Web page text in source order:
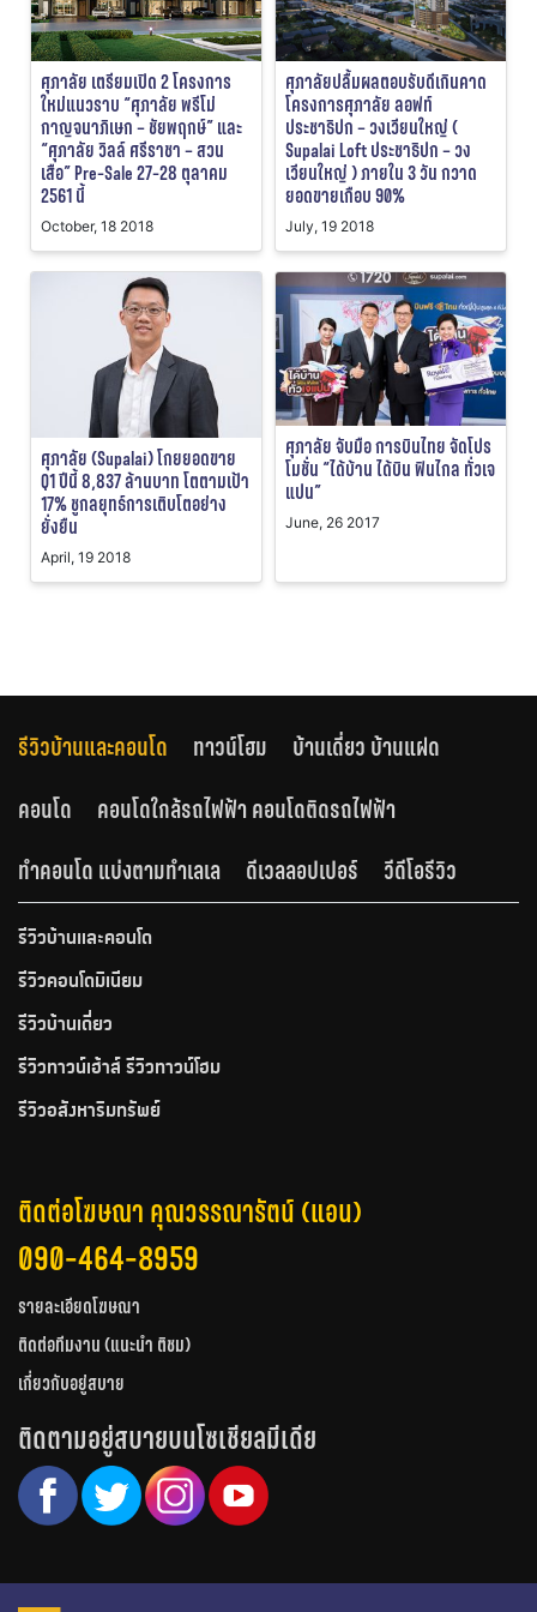
ศุภาลัย เตรียมเปิด 2 โครงการ
ใหม่แนวราบ “ศุภาลัย พรีโม่
กาญจนาภิเษก – ชัยพฤกษ์” และ
“ศุภาลัย วิลล์ ศรีราชา – สวน
เสือ” Pre-Sale 27-28 ตุลาคม
2561 นี้
October, 18 2018
ศุภาลัยปลื้มผลตอบรับดีเกินคาด
โครงการศุภาลัย ลอฟท์
ประชาธิปก – วงเวียนใหญ่ (
Supalai Loft ประชาธิปก – วง
เวียนใหญ่ ) ภายใน 3 วัน กวาด
ยอดขายเกือบ 90%
July, 19 2018
ศุภาลัย (Supalai) โกยยอดขาย
Q1 ปีนี้ 8,837 ล้านบาท โตตามเป้า
17% ชูกลยุทธ์การเติบโตอย่าง
ยั่งยืน
April, 19 2018
ศุภาลัย จับมือ การบินไทย จัดโปร
โมชั่น “ได้บ้าน ได้บิน ฟินไกล ทั่วเจ
แปน”
June, 26 2017
รีวิวบ้านและคอนโด ทาวน์โฮม
บ้านเดี่ยว บ้านแฝด
คอนโด
คอนโดใกล้รถไฟฟ้า คอนโดติดรถไฟฟ้า
ทำคอนโด แบ่งตามทำเลเล
ดีเวลลอปเปอร์ วีดีโอรีวิว
รีวิวบ้านและคอนโด
รีวิวคอนโดมิเนียม
รีวิวบ้านเดี่ยว
รีวิวทาวน์เฮ้าส์ รีวิวทาวน์โฮม
รีวิวอสังหาริมทรัพย์
ติดต่อโฆษณา คุณวรรณารัตน์ (แอน)
090-464-8959
รายละเอียดโฆษณา
ติดต่อทีมงาน (แนะนำ ติชม)
เกี่ยวกับอยู่สบาย
ติดตามอยู่สบายบนโซเชียลมีเดีย